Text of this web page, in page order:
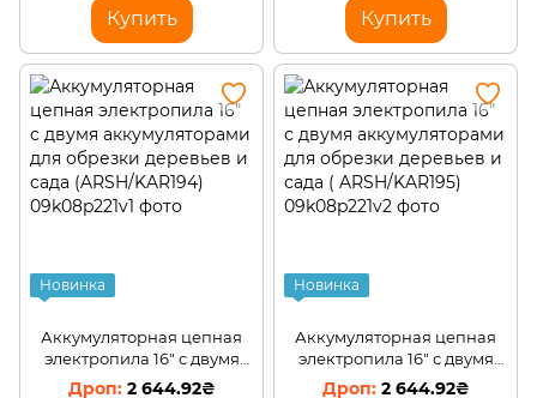
Купить Купить
Новинка
Аккумуляторная цепная
электропила 16" с двумя
аккумуляторами для
2 644.92₴
Новинка
Аккумуляторная цепная
электропила 16" с двумя
аккумуляторами для
2 644.92₴